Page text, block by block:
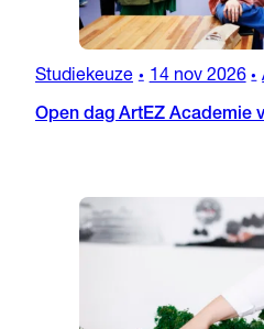
Studiekeuze • 14 nov 2026 •
Open dag ArtEZ Academie